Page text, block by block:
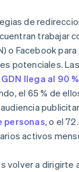
de
trabajar
o Facebook
potenciales.
GDN llega al 90 %
el 65 % de
personas, o el
activos
volver a dirigirte